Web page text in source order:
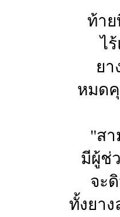
ท้า
ไ
ย
หมด
"สา
มีผู้ช่
จะ
ทั้งยา